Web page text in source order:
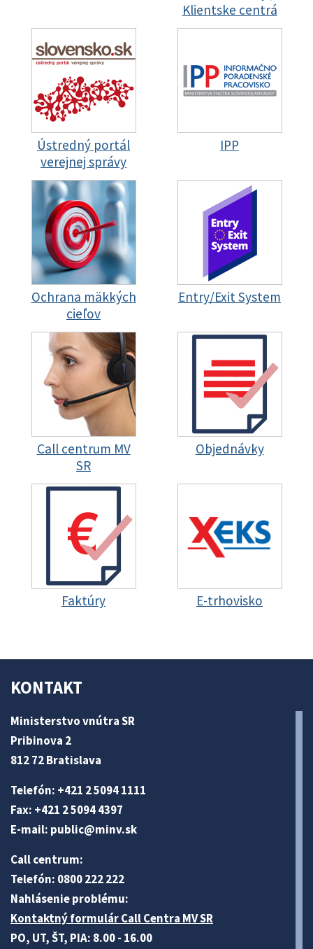
Klientske centrá
Ústredný portál
verejnej správy
IPP
Ochrana mäkkých
cieľov
Entry/Exit System
Call centrum MV
SR
Objednávky
Faktúry E-trhovisko
KONTAKT
Ministerstvo vnútra SR
Pribinova 2
812 72 Bratislava
Telefón: +421 2 5094 1111
Fax: +421 2 5094 4397
E-mail: public@minv.sk
Call centrum:
Telefón: 0800 222 222
Nahlásenie problému:
Kontaktný formulár Call Centra MV SR
PO, UT, ŠT, PIA: 8.00 - 16.00